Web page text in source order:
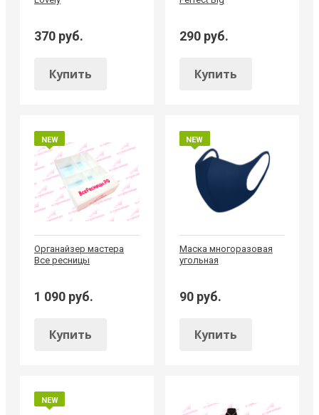
370 руб.
Купить
290 руб.
Купить
NEW
Органайзер мастера
Все ресницы
1 090 руб.
Купить
ХИТ
NEW
Маска многоразовая
угольная
90 руб.
Купить
NEW